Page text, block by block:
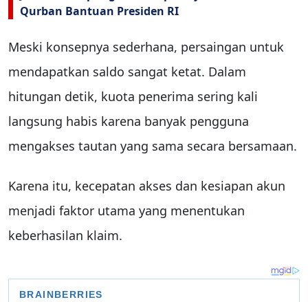
Qurban Bantuan Presiden RI
Meski konsepnya sederhana, persaingan untuk
mendapatkan saldo sangat ketat. Dalam
hitungan detik, kuota penerima sering kali
langsung habis karena banyak pengguna
mengakses tautan yang sama secara bersamaan.
Karena itu, kecepatan akses dan kesiapan akun
menjadi faktor utama yang menentukan
keberhasilan klaim.